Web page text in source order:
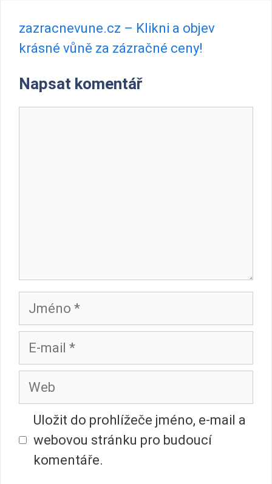
zazracnevune.cz – Klikni a objev
krásné vůně za zázračné ceny!
Napsat komentář
Jméno
E-
mail
Web
Uložit do prohlížeče jméno, e-mail a
webovou stránku pro budoucí
komentáře.